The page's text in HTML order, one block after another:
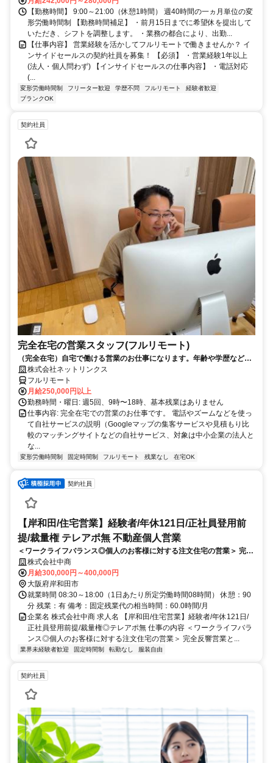
【勤務時間】 9:00～21:00（休憩1時間） 週40時間の一ヵ月単位の変
形労働時間制 【勤務時間補足】 ・前月15日までに希望休を提出して
いただき、シフトを調整します。 ・業務の都合により、出勤...
【仕事内容】 営業経験を活かしてフルリモートで働きませんか？ イ
ンサイドセールスの契約社員を募集！ 【必須】 ・営業経験1年以上
(法人・個人問わず) 【インサイドセールスの仕事内容】 ・電話対応
(...
変形労働時間制 フリーター歓迎 学歴不問 フルリモート
経験者歓迎
ブランクOK
契約社員
完全在宅の営業スタッフ(フルリモート)
（完全在宅）自宅で働ける営業のお仕事になります。年齢や学歴など問
いません。
株式会社ネットリンクス
フルリモート
月給250,000円以上
勤務時間・曜日: 週5回、9時〜18時、基本残業はありません
仕事内容: 完全在宅での営業のお仕事です。 電話やズームなどを使っ
て自社サービスの説明（Googleマップの集客サービスや見積もり比
較のマッチングサイトなどの自社サービス、対象は中小企業の法人と
な...
変形労働時間制 固定時間制 フルリモート 残業なし 在宅OK
契約社員
【岸和田/住宅営業】経験者/年休121日/正社員登用前
提/裁量権 テレアポ無 不動産個人営業
＜ワークライフバランス◎個人のお客様に対する注文住宅の営業＞ 完全
反響営業となり、集客からの反響対応、モデルハウスやHP、SNSからの
問い合わせ、紹介等のお客様に対しての提案営業をお任せいたします。
株式会社中商
月給300,000円～400,000円
大阪府岸和田市
就業時間 08:30～18:00（1日あたり所定労働時間08時間） 休憩：90
分 残業：有 備考：固定残業代の相当時間：60.0時間/月
企業名 株式会社中商 求人名 【岸和田/住宅営業】経験者/年休121日/
正社員登用前提/裁量権◎テレアポ無 仕事の内容 ＜ワークライフバラ
ンス◎個人のお客様に対する注文住宅の営業＞ 完全反響営業と...
業界未経験者歓迎 固定時間制 転勤なし 服装自由
契約社員